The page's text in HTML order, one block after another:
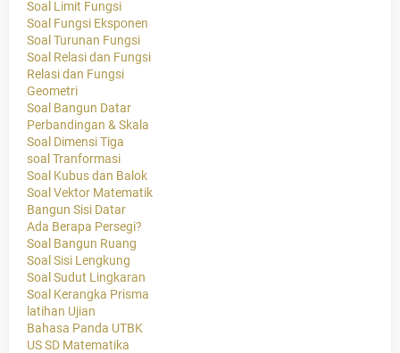
Soal Limit Fungsi
Soal Fungsi Eksponen
Soal Turunan Fungsi
Soal Relasi dan Fungsi
Relasi dan Fungsi
Geometri
Soal Bangun Datar
Perbandingan & Skala
Soal Dimensi Tiga
soal Tranformasi
Soal Kubus dan Balok
Soal Vektor Matematik
Bangun Sisi Datar
Ada Berapa Persegi?
Soal Bangun Ruang
Soal Sisi Lengkung
Soal Sudut Lingkaran
Soal Kerangka Prisma
latihan Ujian
Bahasa Panda UTBK
US SD Matematika